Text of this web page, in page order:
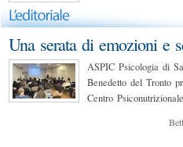
Una serata di emozioni e
ASPIC Psicologia di
Benedetto del Tronto
Centro Psiconutrizionale